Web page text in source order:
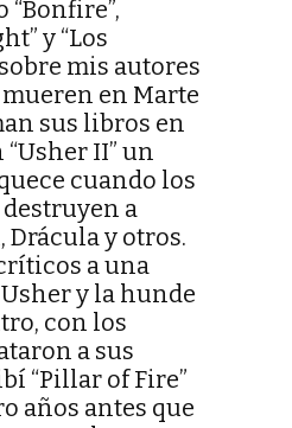
“Bonfire”,
y “Los
mis autores
en Marte
sus libros en
II” un
cuando los
a
Drácula y otros.
a una
y la hunde
con los
a sus
“Pillar of Fire”
años antes que